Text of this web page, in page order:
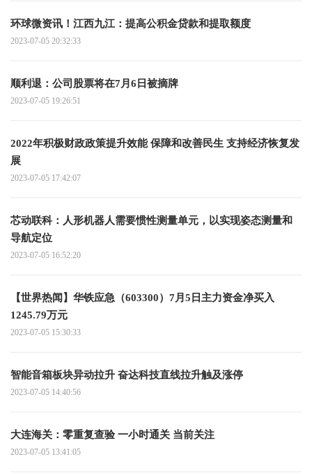
环球微资讯！江西九江：提高公积金贷款和提取额度
2023-07-05 20:32:33
顺利退：公司股票将在7月6日被摘牌
2023-07-05 19:26:51
2022年积极财政政策提升效能 保障和改善民生 支持经济恢复发
展
2023-07-05 17:42:07
芯动联科：人形机器人需要惯性测量单元，以实现姿态测量和
导航定位
2023-07-05 16:52:20
【世界热闻】华铁应急（603300）7月5日主力资金净买入
1245.79万元
2023-07-05 15:30:33
智能音箱板块异动拉升 奋达科技直线拉升触及涨停
2023-07-05 14:40:56
大连海关：零重复查验 一小时通关 当前关注
2023-07-05 13:41:05